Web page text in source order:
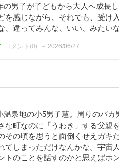
の男子が子どもから大人へ成長
を感じながら、それでも、受け
、違ってみんな、いい、みたい
コメント(0) 2026/06/27
温泉地の小5男子慧。周りのバ
な町なのに「うわき」する父親
その頃を思うと面倒くせえガキ
てしまっただけなんかな。宇宙
トのことを話すのかと思えばホ